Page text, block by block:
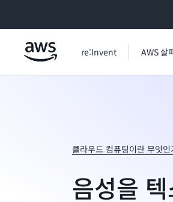
re:Invent AWS 살
클라우드 컴퓨팅이란 무엇인
음성을